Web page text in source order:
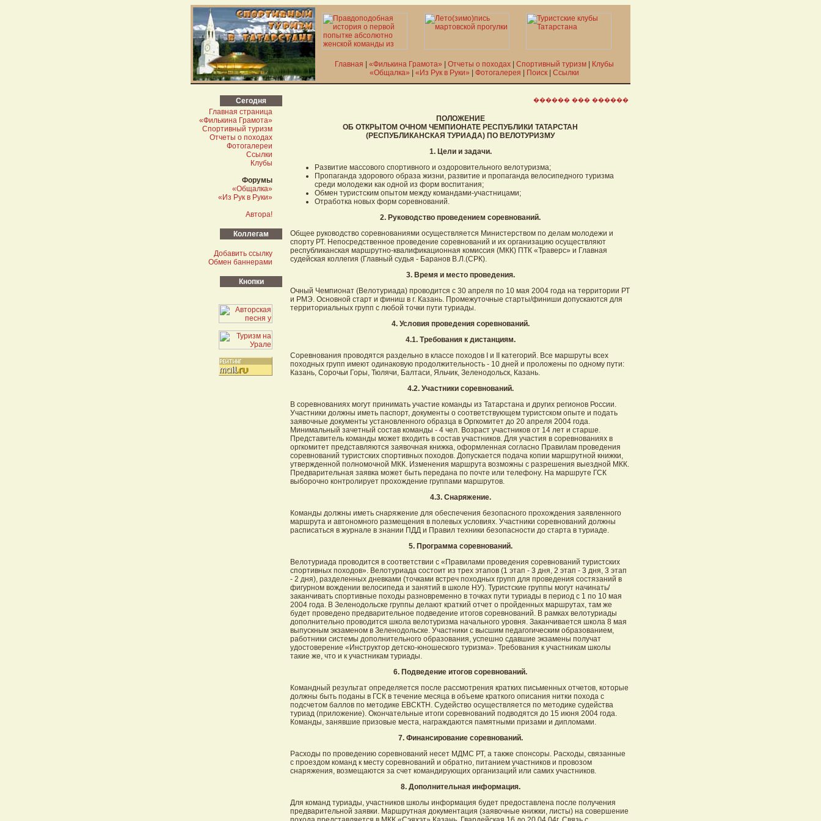
Главная «Филькина Грамота» Отчеты о походах| Спортивный туризм|
Клубы
«Общалка»
«Из Рук в Руки» Фотогалерея Поиск| Ссылки
Сегодня
Главная страница
«Филькина Грамота»
Спортивный туризм
Отчеты о походах
Фотогалереи
Ссылки
Клубы
Форумы
«Общалка»
«Из Рук в Руки»
Автора!
Коллегам
Добавить ссылку
Обмен баннерами
Кнопки
������ ��� ������
ПОЛОЖЕНИЕ
ОБ ОТКРЫТОМ ОЧНОМ ЧЕМПИОНАТЕ РЕСПУБЛИКИ ТАТАРСТАН
(РЕСПУБЛИКАНСКАЯ ТУРИАДА) ПО ВЕЛОТУРИЗМУ
1. Цели и задачи.
Развитие массового спортивного и оздоровительного велотуризма;
Пропаганда здорового образа жизни, развитие и пропаганда велосипедного туризма
среди молодежи как одной из форм воспитания;
Обмен туристским опытом между командами-участницами;
Отработка новых форм соревнований.
2. Руководство проведением соревнований.
Общее руководство соревнованиями осуществляется Министерством по делам молодежи и
спорту РТ. Непосредственное проведение соревнований и их организацию осуществляют
республиканская маршрутно-квалификационная комиссия (МКК) ПТК «Траверс» и Главная
судейская коллегия (Главный судья - Баранов В.Л.(СРК).
3. Время и место проведения.
Очный Чемпионат (Велотуриада) проводится с 30 апреля по 10 мая 2004 года на территории РТ
и РМЭ. Основной старт и финиш в г. Казань. Промежуточные старты/финиши допускаются для
территориальных групп с любой точки пути туриады.
4. Условия проведения соревнований.
4.1. Требования к дистанциям.
Соревнования проводятся раздельно в классе походов I и II категорий. Все маршруты всех
походных групп имеют одинаковую продолжительность - 10 дней и проложены по одному пути:
Казань, Сорочьи Горы, Тюлячи, Балтаси, Яльчик, Зеленодольск, Казань.
4.2. Участники соревнований.
В соревнованиях могут принимать участие команды из Татарстана и других регионов России.
Участники должны иметь паспорт, документы о соответствующем туристском опыте и подать
заявочные документы установленного образца в Оргкомитет до 20 апреля 2004 года.
Минимальный зачетный состав команды - 4 чел. Возраст участников от 14 лет и старше.
Представитель команды может входить в состав участников. Для участия в соревнованиях в
оргкомитет представляются заявочная книжка, оформленная согласно Правилам проведения
соревнований туристских спортивных походов. Допускается подача копии маршрутной книжки,
утвержденной полномочной МКК. Изменения маршрута возможны с разрешения выездной МКК.
Предварительная заявка может быть передана по почте или телефону. На маршруте ГСК
выборочно контролирует прохождение группами маршрутов.
4.3. Снаряжение.
Команды должны иметь снаряжение для обеспечения безопасного прохождения заявленного
маршрута и автономного размещения в полевых условиях. Участники соревнований должны
расписаться в журнале в знании ПДД и Правил техники безопасности до старта в туриаде.
5. Программа соревнований.
Велотуриада проводится в соответствии с «Правилами проведения соревнований туристских
спортивных походов». Велотуриада состоит из трех этапов (1 этап - 3 дня, 2 этап - 3 дня, 3 этап
- 2 дня), разделенных дневками (точками встреч походных групп для проведения состязаний в
фигурном вождении велосипеда и занятий в школе НУ). Туристские группы могут начинать/
заканчивать спортивные походы разновременно в точках пути туриады в период с 1 по 10 мая
2004 года. В Зеленодольске группы делают краткий отчет о пройденных маршрутах, там же
будет проведено предварительное подведение итогов соревнований. В рамках велотуриады
дополнительно проводится школа велотуризма начального уровня. Заканчивается школа 8 мая
выпускным экзаменом в Зеленодольске. Участники с высшим педагогическим образованием,
работники системы дополнительного образования, успешно сдавшие экзамены получат
удостоверение «Инструктор детско-юношеского туризма». Требования к участникам школы
такие же, что и к участникам туриады.
6. Подведение итогов соревнований.
Командный результат определяется после рассмотрения кратких письменных отчетов, которые
должны быть поданы в ГСК в течение месяца в объеме краткого описания нитки похода с
подсчетом баллов по методике ЕВСКТН. Судейство осуществляется по методике судейства
туриад (приложение). Окончательные итоги соревнований подводятся до 15 июня 2004 года.
Команды, занявшие призовые места, награждаются памятными призами и дипломами.
7. Финансирование соревнований.
Расходы по проведению соревнований несет МДМС РТ, а также спонсоры. Расходы, связанные
с проездом команд к месту соревнований и обратно, питанием участников и провозом
снаряжения, возмещаются за счет командирующих организаций или самих участников.
8. Дополнительная информация.
Для команд туриады, участников школы информация будет предоставлена после получения
предварительной заявки. Маршрутная документация (заявочные книжки, листы) на совершение